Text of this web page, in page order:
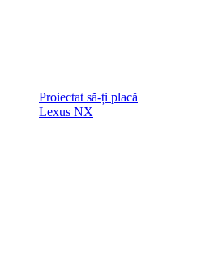
Proiectat să-ți placă
Lexus NX